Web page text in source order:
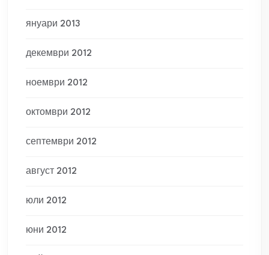
януари 2013
декември 2012
ноември 2012
октомври 2012
септември 2012
август 2012
юли 2012
юни 2012